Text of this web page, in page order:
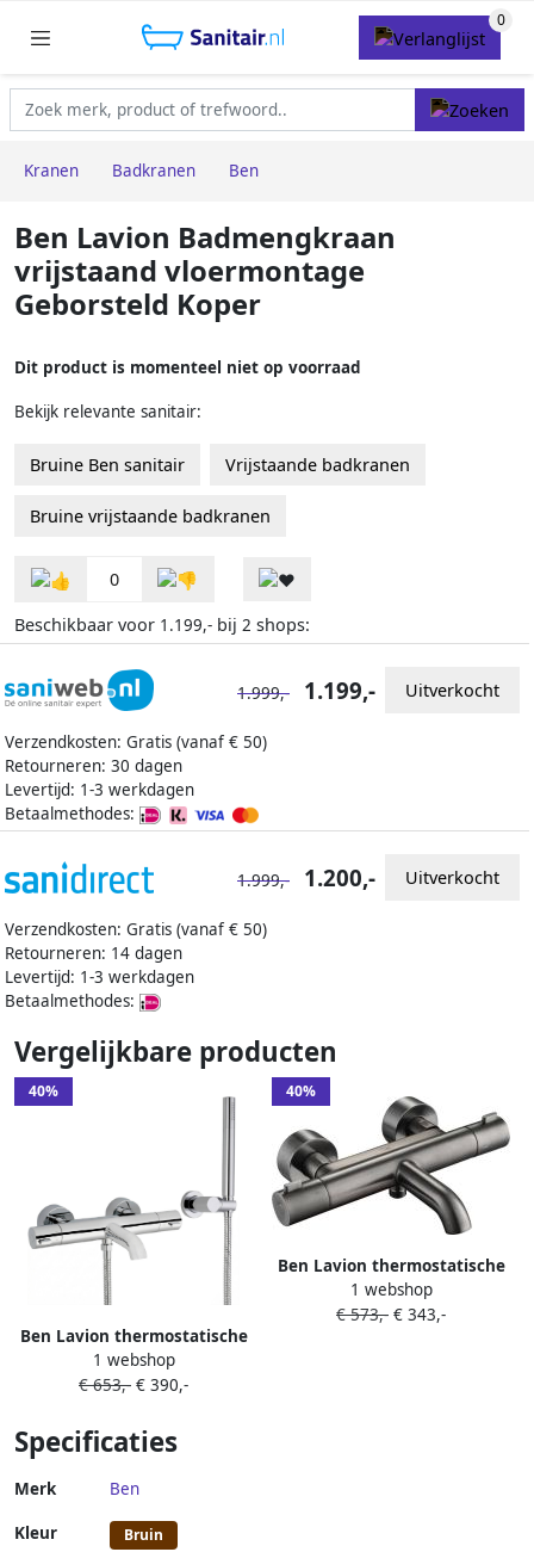
Kranen Badkranen Ben
Ben Lavion Badmengkraan
vrijstaand vloermontage
Geborsteld Koper
Dit product is momenteel niet op voorraad
Bekijk relevante sanitair:
Bruine Ben sanitair Vrijstaande badkranen
Bruine vrijstaande badkranen
0
Beschikbaar voor 1.199,- bij 2 shops:
Verzendkosten: Gratis (vanaf € 50)
Retourneren: 30 dagen
Levertijd: 1-3 werkdagen
Betaalmethodes:
1.999,- 1.199,- Uitverkocht
Verzendkosten: Gratis (vanaf € 50)
Retourneren: 14 dagen
Levertijd: 1-3 werkdagen
Betaalmethodes:
1.999,- 1.200,- Uitverkocht
Vergelijkbare producten
40%
Ben Lavion thermostatische
badkraan met handdouche
chroom
1 webshop
€ 653,- € 390,-
40%
Ben Lavion thermostatische
badkraan gunmetal pvd-
coating
1 webshop
€ 573,- € 343,-
Specificaties
Merk Ben
Kleur Bruin